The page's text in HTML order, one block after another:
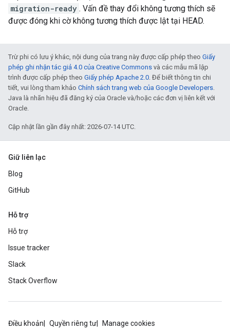
migration-ready . Vấn đề thay đổi không tương thích sẽ
được đóng khi cờ không tương thích được lật tại HEAD.
Trừ phi có lưu ý khác, nội dung của trang này được cấp phép theo Giấy
phép ghi nhận tác giả 4.0 của Creative Commons và các mẫu mã lập
trình được cấp phép theo Giấy phép Apache 2.0. Để biết thông tin chi
tiết, vui lòng tham khảo Chính sách trang web của Google Developers.
Java là nhãn hiệu đã đăng ký của Oracle và/hoặc các đơn vị liên kết với
Oracle.
Cập nhật lần gần đây nhất: 2026-07-14 UTC.
Giữ liên lạc
Blog
GitHub
Hỗ trợ
Hỗ trợ
Issue tracker
Slack
Stack Overflow
Điều khoản Quyền riêng tư Manage cookies